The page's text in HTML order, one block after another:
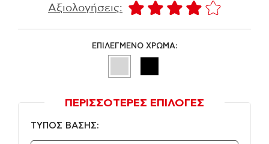
Αξιολογήσεις:
ΕΠΙΛΕΓΜΕΝΟ ΧΡΩΜΑ:
ΠΕΡΙΣΣΟΤΕΡΕΣ ΕΠΙΛΟΓΕΣ
ΤΥΠΟΣ ΒΑΣΗΣ: